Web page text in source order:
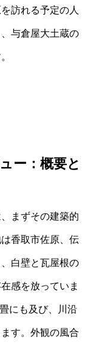
訪れる予定の人
与倉屋大土蔵の
ー：概要と
まずその建築的
香取市佐原、伝
白壁と瓦屋根の
感を放っていま
にも及び、川沿
す。外観の風合